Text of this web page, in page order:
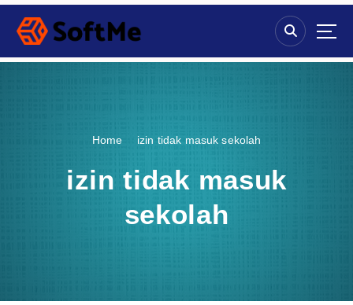
S
p
Home izin tidak masuk sekolah
izin tidak masuk
sekolah